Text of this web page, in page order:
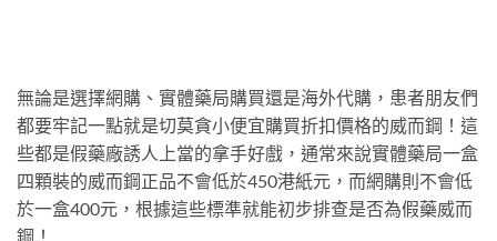
無論是選擇網購、實體藥局購買還是海外代購，患者朋友們
都要牢記一點就是切莫貪小便宜購買折扣價格的威而鋼！這
些都是假藥廠誘人上當的拿手好戲，通常來說實體藥局一盒
四顆裝的威而鋼正品不會低於450港紙元，而網購則不會低
於一盒400元，根據這些標準就能初步排查是否為假藥威而
鋼！